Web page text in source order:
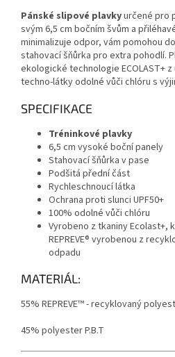
Pánské slipové plavkyurčené pro
svým 6,5 cm bočním švům a
minimalizuje odpor, vám pomohou
stahovací šňůrka pro extra pohodlí.
ekologické technologie ECOLAST+
techno-látky odolné vůči chlóru s
SPECIFIKACE
Tréninkové plavky
6,5 cm vysoké boční panely
Stahovací šňůrka v pase
Podšitá přední část
Rychleschnoucí látka
Ochrana proti slunci UPF50+
100% odolné vůči chlóru
Vyrobeno z tkaniny Ecolast+,
REPREVE® vyrobenou z
odpadu
MATERIÁL:
55% REPREVE™ - recyklovaný
45% polyester P.B.T